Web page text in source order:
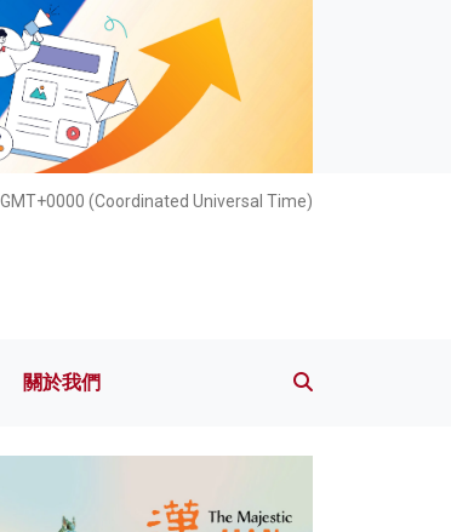
(Coordinated Universal Time)
動 關於我們
關於我們